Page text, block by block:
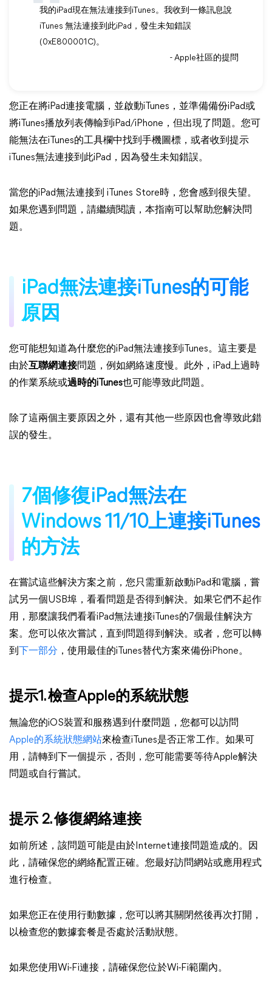
我的iPad現在無法連接到iTunes。我收到一條訊息說
iTunes 無法連接到此iPad，發生未知錯誤
(0xE800001C)。
- Apple社區的提問
您正在將iPad連接電腦，並啟動iTunes，並準備備份iPad或
將iTunes播放列表傳輸到iPad/iPhone，但出現了問題。您可
能無法在iTunes的工具欄中找到手機圖標，或者收到提示
iTunes無法連接到此iPad，因為發生未知錯誤。
當您的iPad無法連接到 iTunes Store時，您會感到很失望。
如果您遇到問題，請繼續閱讀，本指南可以幫助您解決問
題。
iPad無法連接iTunes的可能
原因
您可能想知道為什麼您的iPad無法連接到iTunes。這主要是
由於互聯網連接問題，例如網絡速度慢。此外，iPad上過時
的作業系統或過時的iTunes也可能導致此問題。
除了這兩個主要原因之外，還有其他一些原因也會導致此錯
誤的發生。
7個修復iPad無法在
Windows 11/10上連接iTunes
的方法
在嘗試這些解決方案之前，您只需重新啟動iPad和電腦，嘗
試另一個USB埠，看看問題是否得到解決。如果它們不起作
用，那麼讓我們看看iPad無法連接iTunes的7個最佳解決方
案。您可以依次嘗試，直到問題得到解決。或者，您可以轉
到
下一部分 ，使用最佳的iTunes替代方案來備份iPhone。
提示1. 檢查Apple的系統狀態
無論您的iOS裝置和服務遇到什麼問題，您都可以訪問
Apple的系統狀態網站來檢查iTunes是否正常工作。如果可
用，請轉到下一個提示，否則，您可能需要等待Apple解決
問題或自行嘗試。
提示 2. 修復網絡連接
如前所述，該問題可能是由於Internet連接問題造成的。因
此，請確保您的網絡配置正確。您最好訪問網站或應用程式
進行檢查。
如果您正在使用行動數據，您可以將其關閉然後再次打開，
以檢查您的數據套餐是否處於活動狀態。
如果您使用Wi-Fi連接，請確保您位於Wi-Fi範圍內。